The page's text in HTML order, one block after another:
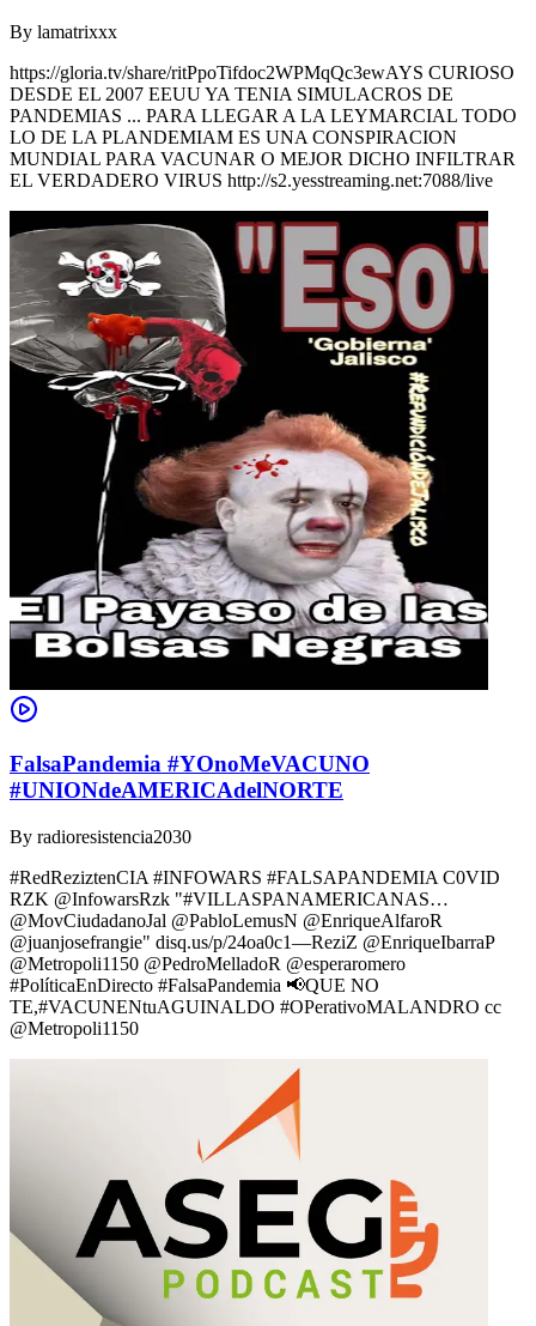
By lamatrixxx
https://gloria.tv/share/ritPpoTifdoc2WPMqQc3ewAYS CURIOSO
DESDE EL 2007 EEUU YA TENIA SIMULACROS DE
PANDEMIAS ... PARA LLEGAR A LA LEYMARCIAL TODO
LO DE LA PLANDEMIAM ES UNA CONSPIRACION
MUNDIAL PARA VACUNAR O MEJOR DICHO INFILTRAR
EL VERDADERO VIRUS http://s2.yesstreaming.net:7088/live
FalsaPandemia #YOnoMeVACUNO
#UNIONdeAMERICAdelNORTE
By radioresistencia2030
#RedReziztenCIA #INFOWARS #FALSAPANDEMIA C0VID
RZK @InfowarsRzk "#VILLASPANAMERICANAS…
@MovCiudadanoJal @PabloLemusN @EnriqueAlfaroR
@juanjosefrangie" disq.us/p/24oa0c1—ReziZ @EnriqueIbarraP
@Metropoli1150 @PedroMelladoR @esperaromero
#PolíticaEnDirecto #FalsaPandemia 📢QUE NO
TE,#VACUNENtuAGUINALDO #OPerativoMALANDRO cc
@Metropoli1150